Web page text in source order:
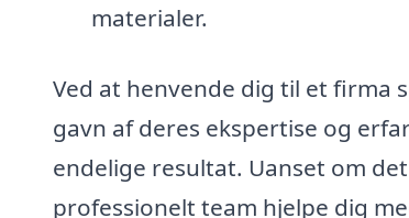
materialer.
Ved at henvende dig til et firma
gavn af deres ekspertise og
endelige resultat. Uanset om
professionelt team hjelpe dig